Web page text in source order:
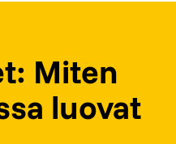
Miten
luovat